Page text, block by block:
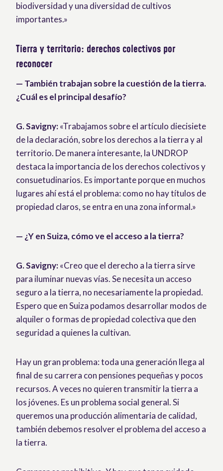
biodiversidad y una diversidad de cultivos
importantes.»
Tierra y territorio: derechos colectivos por
reconocer
— También trabajan sobre la cuestión de la tierra.
¿Cuál es el principal desafío?
G. Savigny:«Trabajamos sobre el artículo diecisiete
de la declaración, sobre los derechos a la tierra y al
territorio. De manera interesante, la UNDROP
destaca la importancia de los derechos colectivos y
consuetudinarios. Es importante porque en muchos
lugares ahí está el problema: como no hay títulos de
propiedad claros, se entra en una zona informal.»
— ¿Y en Suiza, cómo ve el acceso a la tierra?
G. Savigny:«Creo que el derecho a la tierra sirve
para iluminar nuevas vías. Se necesita un acceso
seguro a la tierra, no necesariamente la propiedad.
Espero que en Suiza podamos desarrollar modos de
alquiler o formas de propiedad colectiva que den
seguridad a quienes la cultivan.
Hay un gran problema: toda una generación llega al
final de su carrera con pensiones pequeñas y pocos
recursos. A veces no quieren transmitir la tierra a
los jóvenes. Es un problema social general. Si
queremos una producción alimentaria de calidad,
también debemos resolver el problema del acceso a
la tierra.